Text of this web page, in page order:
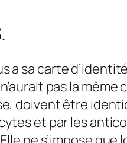
a sa carte
pas la
doivent être
et par les